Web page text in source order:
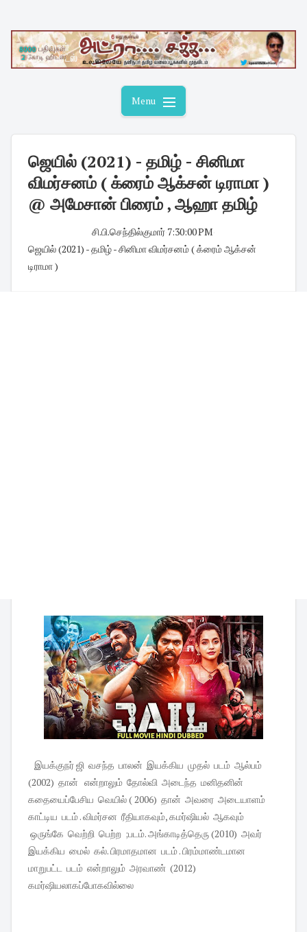
content
Menu
ஜெயில் (2021) - தமிழ் - சினிமா
விமர்சனம் ( க்ரைம் ஆக்சன் டிராமா )
@ அமேசான் பிரைம் , ஆஹா தமிழ்
சி.பி.செந்தில்குமார் 7:30:00 PM
ஜெயில் (2021) - தமிழ் - சினிமா விமர்சனம் ( க்ரைம் ஆக்சன்
டிராமா )
இயக்குநர் ஜி வசந்த பாலன் இயக்கிய முதல் படம் ஆல்பம்
(2002) தான் என்றாலும் தோல்வி அடைந்த மனிதனின்
கதையைப்பேசிய வெயில் ( 2006) தான் அவரை அடையாளம்
காட்டிய படம் . விமர்சன ரீதியாகவும், கமர்ஷியல் ஆகவும்
ஒருங்கே வெற்றி பெற்ற ;படம். அங்காடித்தெரு (2010) அவர்
இயக்கிய மைல் கல். பிரமாதமான படம் . பிரம்மாண்டமான
மாறுபட்ட படம் என்றாலும் அரவாண் (2012)
கமர்ஷியலாகப்போகவில்லை